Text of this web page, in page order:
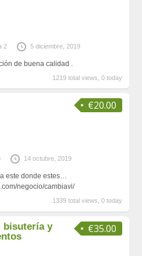
2 5 diciembre, 2019
de buena calidad .
1219 total views, 0 today
€20.00
14 octubre, 2019
este donde estes…
negocio/cambiavi/
1339 total views, 0 today
€35.00
bisutería y